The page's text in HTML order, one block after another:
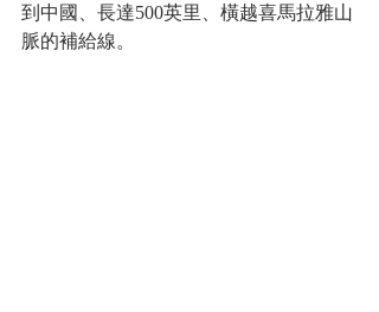
到中國、長達500英里、橫越喜馬拉雅山
脈的補給線。